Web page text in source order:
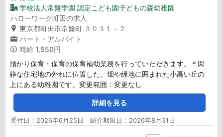
学校法人常盤学園 認定こども園子どもの森幼稚園
ハローワーク町田の求人
東京都町田市常盤町 ３０３１－２
パート・アルバイト
時給 1,550円
預かり保育・保育の保育補助業務を行っていただきます。＊閑
静な住宅地の外れに位置した、畑や緑地に囲まれた小高い丘の
上にある幼稚園です。変更範囲：変更なし
詳細を見る
受付日：2026年6月25日 紹介期限日：2026年8月31日